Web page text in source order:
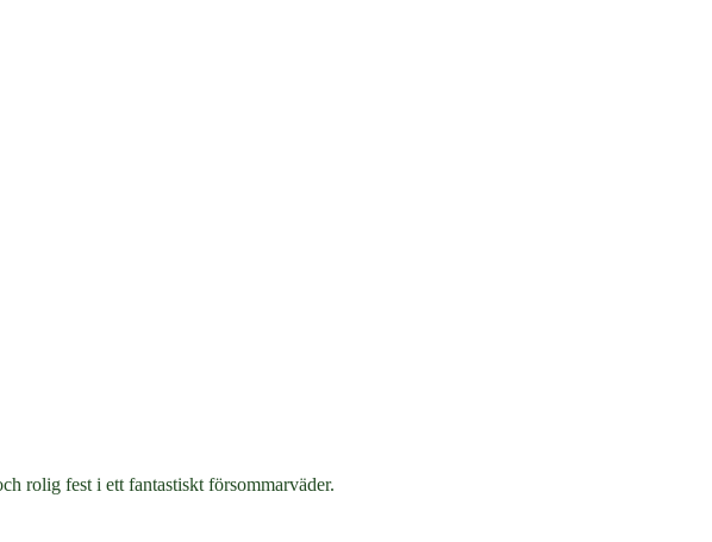
rolig fest i ett fantastiskt försommarväder.